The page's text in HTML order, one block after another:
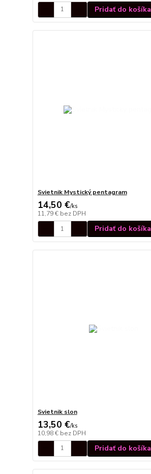
Pridať do košíka
Svietnik Mystický pentagram
14,50 €/ks
11,79 € bez DPH
Pridať do košíka
Svietnik slon
13,50 €/ks
10,98 € bez DPH
Pridať do košíka